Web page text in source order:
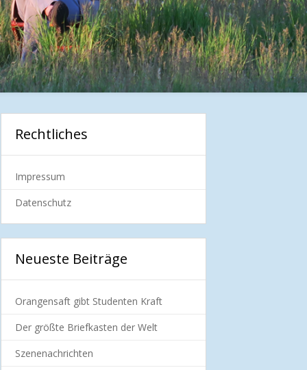
Rechtliches
Impressum
Datenschutz
Neueste Beiträge
Orangensaft gibt Studenten Kraft
Der größte Briefkasten der Welt
Szenenachrichten